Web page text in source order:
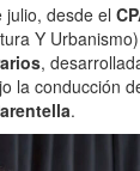
julio, desde el
Y
,
la conducción
.